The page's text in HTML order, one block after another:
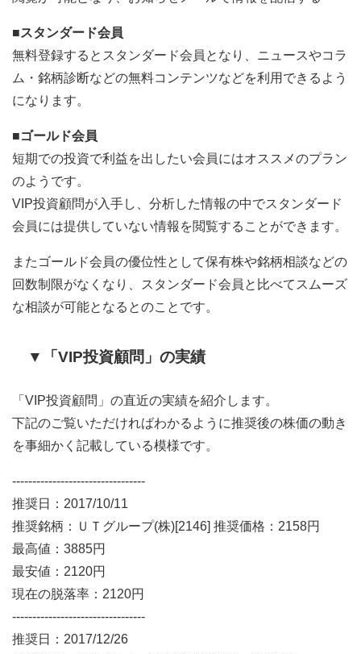
■スタンダード会員
無料登録するとスタンダード会員となり、ニュースやコラ
ム・銘柄診断などの無料コンテンツなどを利用できるよう
になります。
■ゴールド会員
短期での投資で利益を出したい会員にはオススメのプラン
のようです。
VIP投資顧問が入手し、分析した情報の中でスタンダード
会員には提供していない情報を閲覧することができます。
またゴールド会員の優位性として保有株や銘柄相談などの
回数制限がなくなり、スタンダード会員と比べてスムーズ
な相談が可能となるとのことです。
▼「VIP投資顧問」の実績
「VIP投資顧問」の直近の実績を紹介します。
下記のご覧いただければわかるように推奨後の株価の動き
を事細かく記載している模様です。
---------------------------------
推奨日：2017/10/11
推奨銘柄：ＵＴグループ(株)[2146] 推奨価格：2158円
最高値：3885円
最安値：2120円
現在の脱落率：2120円
---------------------------------
推奨日：2017/12/26